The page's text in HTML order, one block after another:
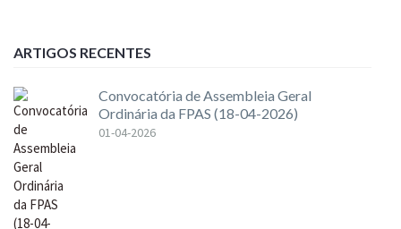
ARTIGOS RECENTES
Convocatória de Assembleia Geral
Ordinária da FPAS (18-04-2026)
01-04-2026